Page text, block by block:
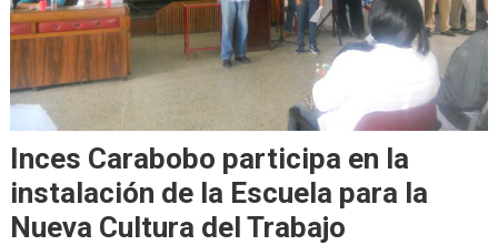
Inces Carabobo participa en la
instalación de la Escuela para la
Nueva Cultura del Trabajo